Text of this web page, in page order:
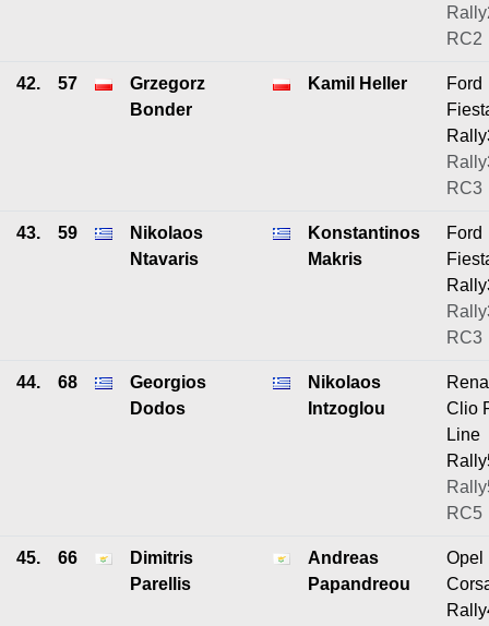
RC2
42. 57
Grzegorz
Bonder
Kamil Heller
Ford
RC3
43. 59
Nikolaos
Ntavaris
Konstantinos
Makris
Ford
RC3
44. 68
Georgios
Dodos
Nikolaos
Intzoglou
Clio
Line
RC5
45. 66
Dimitris
Parellis
Andreas
Papandreou
Opel